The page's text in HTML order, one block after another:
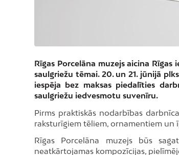
Rīgas Porcelāna muzejs aicina
saulgriežu tēmai. 20. un 21. jūnijā
iespēja bez maksas piedalīties
saulgriežu iedvesmotu suvenīru.
Pirms praktiskās nodarbības
raksturīgiem tēliem, ornamentiem un
Rīgas Porcelāna muzejs būs
neatkārtojamas kompozīcijas,